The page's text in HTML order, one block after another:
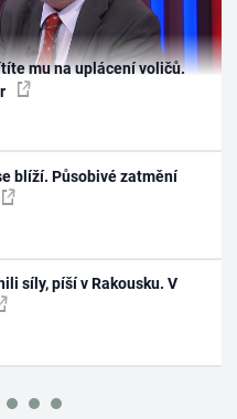
mu na uplácení voličů.
blíží. Působivé zatmění
síly, píší v Rakousku. V